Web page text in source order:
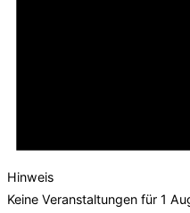
Hinweis
Keine Veranstaltungen für 1